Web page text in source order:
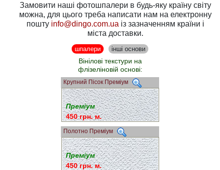
Замовити наші фотошпалери в будь-яку країну світу
можна, для цього треба написати нам на електронну
пошту info@dingo.com.ua із зазначенням країни і
міста доставки.
шпалери інші основи
Вінілові текстури на
флізеліновій основі:
Крупний Пісок Преміум
Преміум
450 грн. м.
Полотно Преміум
Преміум
450 грн. м.